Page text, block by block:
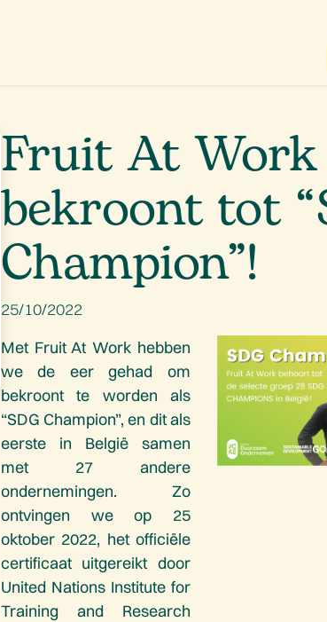
Fruit At Work
bekroont tot
Champion”!
25/10/2022
Met Fruit At Work hebben
we de eer gehad om
bekroont te worden als
“SDG Champion”, en dit als
eerste in België samen
met 27 andere
ondernemingen. Zo
ontvingen we op 25
oktober 2022, het officiële
certificaat uitgereikt door
United Nations Institute for
Training and Research